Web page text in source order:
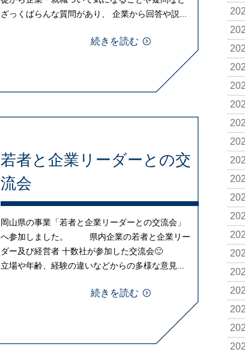
ざっくばらんな質問があり、 企業から回答や説...
続きを読む
若者と企業リーダーとの交
流会
岡山県の事業「若者と企業リーダーとの交流会」
へ参加しました。 県内企業の若者と企業リー
ダー及び経営者 十数社が参加した交流会🙂
立場や年齢、経験の違いなどからの多様な意見...
続きを読む